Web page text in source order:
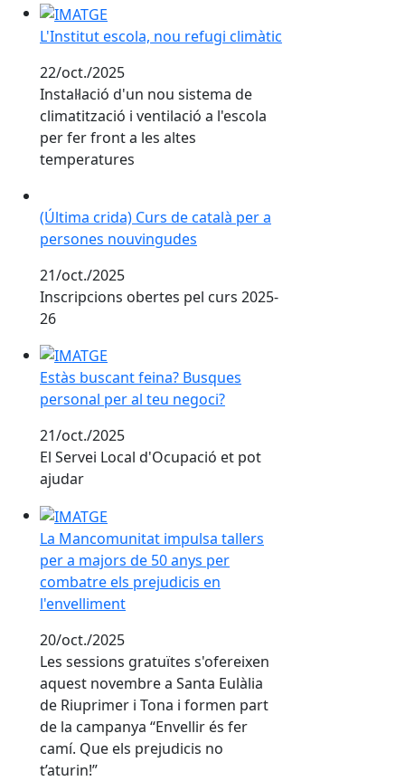
L'Institut escola, nou refugi climàtic
L'Institut escola, nou refugi climàtic
22/oct./2025
Instal·lació d'un nou sistema de
climatització i ventilació a l'escola
per fer front a les altes
temperatures
(Última crida) Curs de català per a
persones nouvingudes
21/oct./2025
Inscripcions obertes pel curs 2025-
26
Estàs buscant feina? Busques personal per al teu
Estàs buscant feina? Busques
personal per al teu negoci?
21/oct./2025
El Servei Local d'Ocupació et pot
ajudar
La Mancomunitat impulsa tallers per a majors de
La Mancomunitat impulsa tallers
per a majors de 50 anys per
combatre els prejudicis en
l'envelliment
20/oct./2025
Les sessions gratuïtes s'ofereixen
aquest novembre a Santa Eulàlia
de Riuprimer i Tona i formen part
de la campanya “Envellir és fer
camí. Que els prejudicis no
t’aturin!”